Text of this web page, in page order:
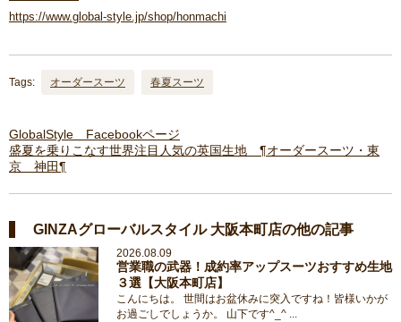
https://www.global-style.jp/shop/honmachi
Tags: オーダースーツ 春夏スーツ
GlobalStyle Facebookページ
盛夏を乗りこなす世界注目人気の英国生地 ¶オーダースーツ・東
京 神田¶
GINZAグローバルスタイル 大阪本町店の他の記事
2026.08.09
営業職の武器！成約率アップスーツおすすめ生地
３選【大阪本町店】
こんにちは。 世間はお盆休みに突入ですね！皆様いかが
お過ごしでしょうか。 山下です^_^ ...